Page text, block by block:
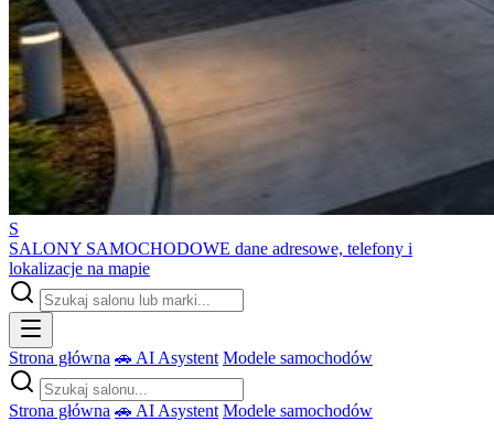
S
SALONY SAMOCHODOWE dane adresowe, telefony i
lokalizacje na mapie
Strona główna 🚗 AI Asystent Modele samochodów
Strona główna 🚗 AI Asystent Modele samochodów